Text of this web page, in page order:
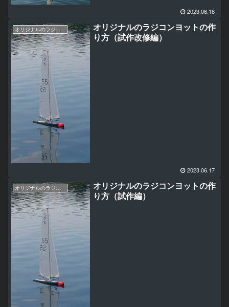
2023.06.18
オリジナルのラジコンヨットの作
り方（試作改修編）
2023.06.17
オリジナルのラジコンヨットの作
り方（試作編）